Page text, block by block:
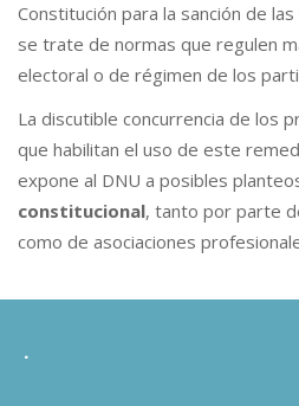
Constitución para la sanción de
se trate de normas que regulen
electoral o de régimen de los
La discutible concurrencia de los
que habilitan el uso de este
expone al DNU a posibles
constitucional, tanto por parte
como de asociaciones
.